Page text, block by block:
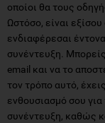
οποίοι θα τους
Ωστόσο, είναι εξίσου
ενδιαφέρεσαι
συνέντευξη.
email και να το
τον τρόπο αυτό,
ενθουσιασμό σου
συνέντευξη, καθώς